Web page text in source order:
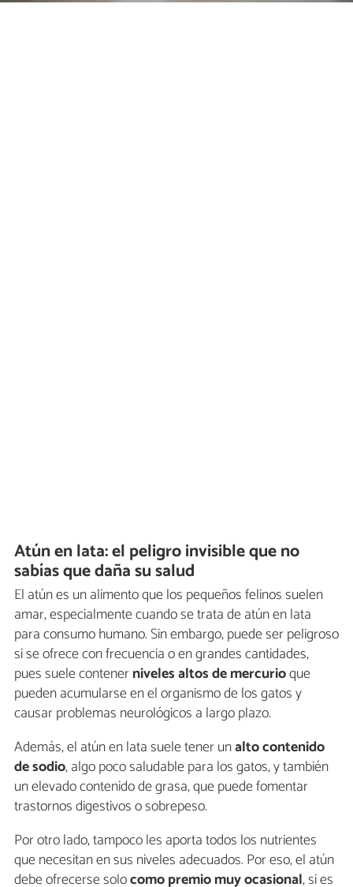
Atún en lata: el peligro invisible que no
sabías que daña su salud
El atún es un alimento que los pequeños felinos suelen
amar, especialmente cuando se trata de atún en lata
para consumo humano. Sin embargo, puede ser peligroso
si se ofrece con frecuencia o en grandes cantidades,
pues suele contenerniveles altos de mercurioque
pueden acumularse en el organismo de los gatos y
causar problemas neurológicos a largo plazo.
Además, el atún en lata suele tener unalto contenido
de sodio, algo poco saludable para los gatos, y también
un elevado contenido de grasa, que puede fomentar
trastornos digestivos o sobrepeso.
Por otro lado, tampoco les aporta todos los nutrientes
que necesitan en sus niveles adecuados. Por eso, el atún
debe ofrecerse solocomo premio muy ocasional, si es